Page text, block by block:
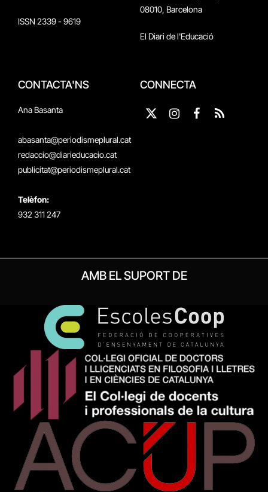
ISSN 2339 - 9619
08010, Barcelona
El Diari de l'Educació
CONTACTA'NS
Ana Basanta
abasanta@periodismeplural.cat
redaccio@diarieducacio.cat
publicitat@periodismeplural.cat
Telèfon:
932 311 247
CONNECTA
X
Instagram
Facebook
RSS
AMB EL SUPORT DE